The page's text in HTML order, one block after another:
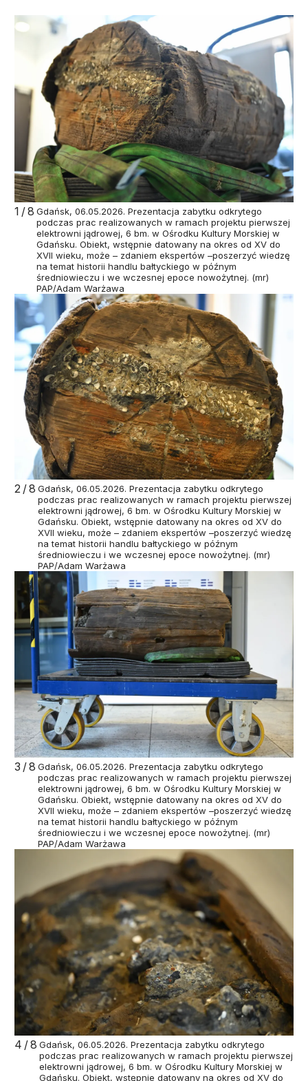
1/8 Gdańsk, 06.05.2026. Prezentacja zabytku odkrytego
podczas prac realizowanych w ramach projektu pierwszej
elektrowni jądrowej, 6 bm. w Ośrodku Kultury Morskiej w
Gdańsku. Obiekt, wstępnie datowany na okres od XV do
XVII wieku, może – zdaniem ekspertów –poszerzyć wiedzę
na temat historii handlu bałtyckiego w późnym
średniowieczu i we wczesnej epoce nowożytnej. (mr)
PAP/Adam Warżawa
2/8 Gdańsk, 06.05.2026. Prezentacja zabytku odkrytego
podczas prac realizowanych w ramach projektu pierwszej
elektrowni jądrowej, 6 bm. w Ośrodku Kultury Morskiej w
Gdańsku. Obiekt, wstępnie datowany na okres od XV do
XVII wieku, może – zdaniem ekspertów –poszerzyć wiedzę
na temat historii handlu bałtyckiego w późnym
średniowieczu i we wczesnej epoce nowożytnej. (mr)
PAP/Adam Warżawa
3/8 Gdańsk, 06.05.2026. Prezentacja zabytku odkrytego
podczas prac realizowanych w ramach projektu pierwszej
elektrowni jądrowej, 6 bm. w Ośrodku Kultury Morskiej w
Gdańsku. Obiekt, wstępnie datowany na okres od XV do
XVII wieku, może – zdaniem ekspertów –poszerzyć wiedzę
na temat historii handlu bałtyckiego w późnym
średniowieczu i we wczesnej epoce nowożytnej. (mr)
PAP/Adam Warżawa
4/8 Gdańsk, 06.05.2026. Prezentacja zabytku odkrytego
podczas prac realizowanych w ramach projektu pierwszej
elektrowni jądrowej, 6 bm. w Ośrodku Kultury Morskiej w
Gdańsku. Obiekt, wstępnie datowany na okres od XV do